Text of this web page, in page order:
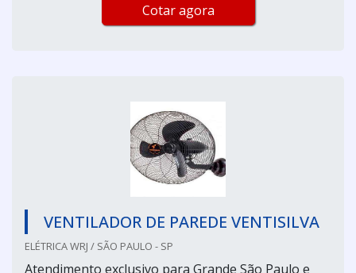
Cotar agora
VENTILADOR DE PAREDE VENTISILVA
ELÉTRICA WRJ / SÃO PAULO - SP
Atendimento exclusivo para Grande São Paulo e